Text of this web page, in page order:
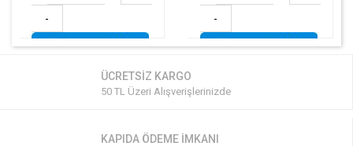
- -
ÜCRETSİZ KARGO
50 TL Üzeri Alışverişlerinizde
KAPIDA ÖDEME İMKANI